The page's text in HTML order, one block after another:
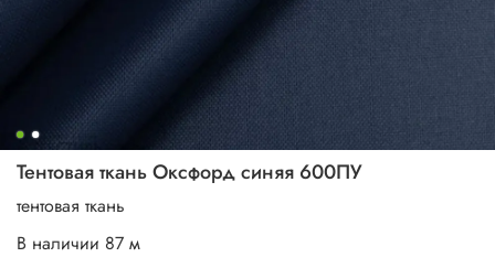
Тентовая ткань Оксфорд синяя 600ПУ
тентовая ткань
В наличии 87 м